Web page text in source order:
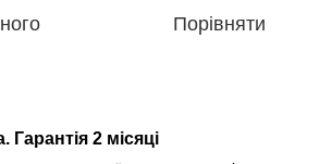
Порівняти
Гарантія 2 місяці